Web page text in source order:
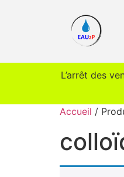
L’arrêt des
Accueil /